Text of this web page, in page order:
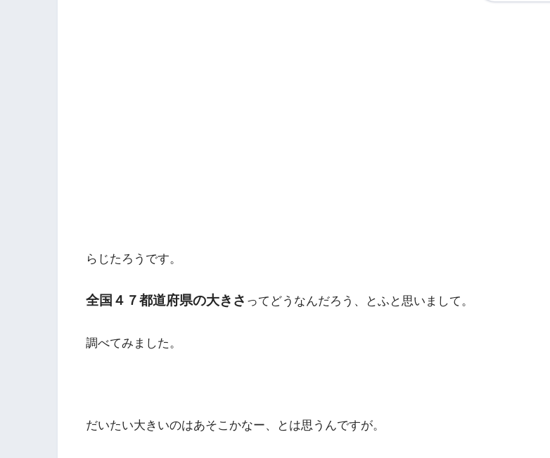
らじたろうです。
全国４７都道府県の大きさ ってどうなんだろう、とふと思いまして。
調べてみました。
だいたい大きいのはあそこかなー、とは思うんですが。